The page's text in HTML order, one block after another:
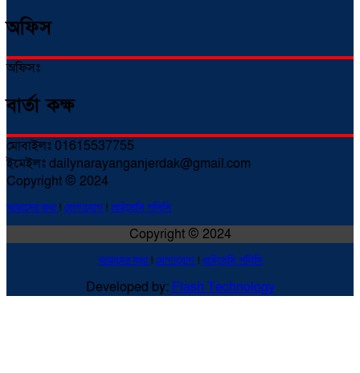
অফিস
অফিসঃ
বার্তা কক্ষ
মোবাইলঃ 01615537755
ইমেইলঃ dailynarayanganjerdak@gmail.com
Copyright © 2024
আমাদের কথা! যোগাযোগ ! প্রাইভেসি পলিসি
Copyright © 2024
আমাদের কথা! যোগাযোগ ! প্রাইভেসি পলিসি
Developed by: Flash Technology